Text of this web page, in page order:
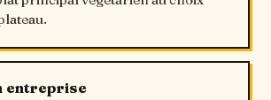
entreprise